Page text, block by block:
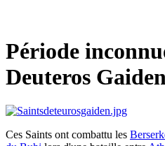
Période
Deuteros
Ces Saints ont combattu les